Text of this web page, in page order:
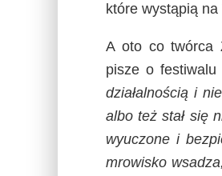
które wystąpią
A oto co twórca
pisze o
działalnością i
albo też stał się
wyuczone i
mrowisko